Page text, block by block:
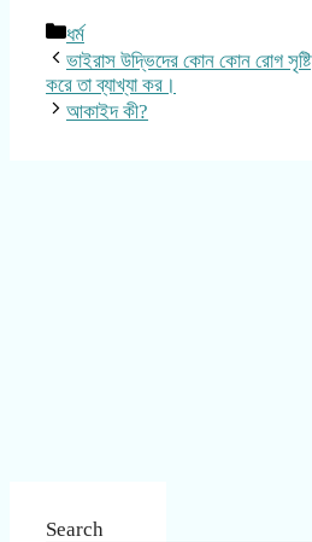
Categories
ধর্ম
ভাইরাস উদ্ভিদের কোন কোন রোগ সৃষ্টি
করে তা ব্যাখ্যা কর।
আকাইদ কী?
Search